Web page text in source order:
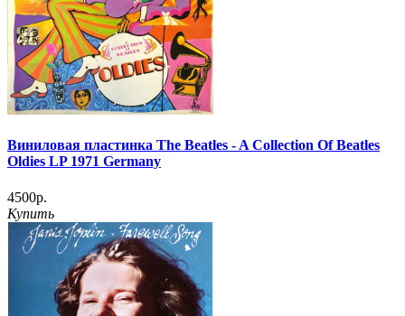
Виниловая пластинка The Beatles - A Collection Of Beatles
Oldies LP 1971 Germany
4500р.
Купить